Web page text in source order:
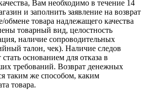
Вам необходимо в течение 14
и заполнить заявление на возврат
обмене товара надлежащего качества
товарный вид, целостность
наличие сопроводительных
талон, чек). Наличие следов
основанием для отказа в
требований. Возврат денежных
таким же способом, каким
товара.